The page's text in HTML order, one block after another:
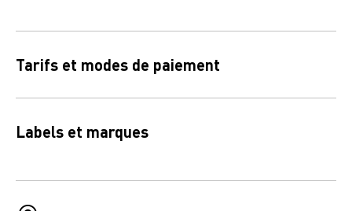
Tarifs et modes de paiement
Labels et marques